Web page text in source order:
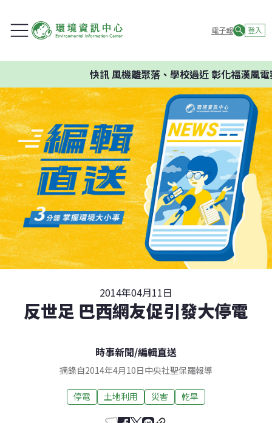
電子報 登入
快訊風機離聚落、學校過近 彰化福漢風電
2014年04月11日
反世足 巴西網友促引發大停電
時事新聞/編輯直送
摘錄自2014年4月10日中央社聖保羅報導
停電 土地利用 災害 乾旱